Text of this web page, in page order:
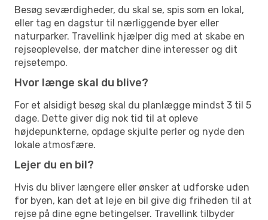
Besøg seværdigheder, du skal se, spis som en lokal,
eller tag en dagstur til nærliggende byer eller
naturparker. Travellink hjælper dig med at skabe en
rejseoplevelse, der matcher dine interesser og dit
rejsetempo.
Hvor længe skal du blive?
For et alsidigt besøg skal du planlægge mindst 3 til 5
dage. Dette giver dig nok tid til at opleve
højdepunkterne, opdage skjulte perler og nyde den
lokale atmosfære.
Lejer du en bil?
Hvis du bliver længere eller ønsker at udforske uden
for byen, kan det at leje en bil give dig friheden til at
rejse på dine egne betingelser. Travellink tilbyder